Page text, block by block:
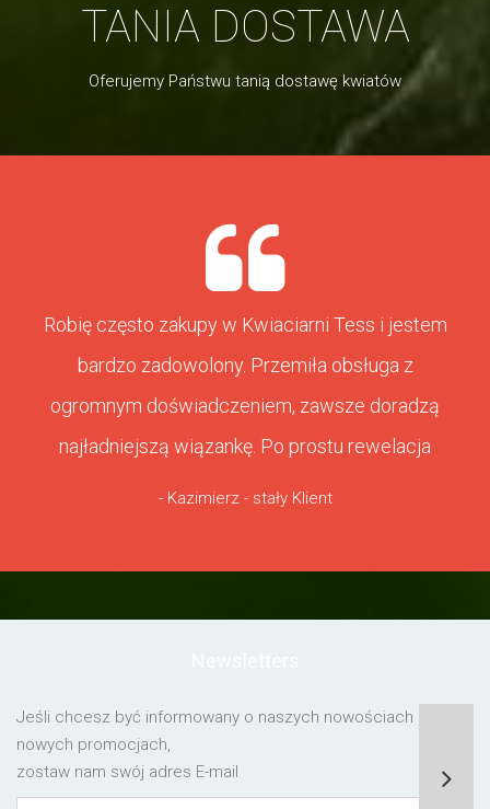
TANIA DOSTAWA
Oferujemy Państwu tanią dostawę kwiatów
Robię często zakupy w Kwiaciarni Tess i jestem
bardzo zadowolony. Przemiła obsługa z
ogromnym doświadczeniem, zawsze doradzą
najładniejszą wiązankę. Po prostu rewelacja
- Kazimierz - stały Klient
Jeśli chcesz być informowany o naszych nowościach lub o
nowych promocjach,
zostaw nam swój adres E-mail